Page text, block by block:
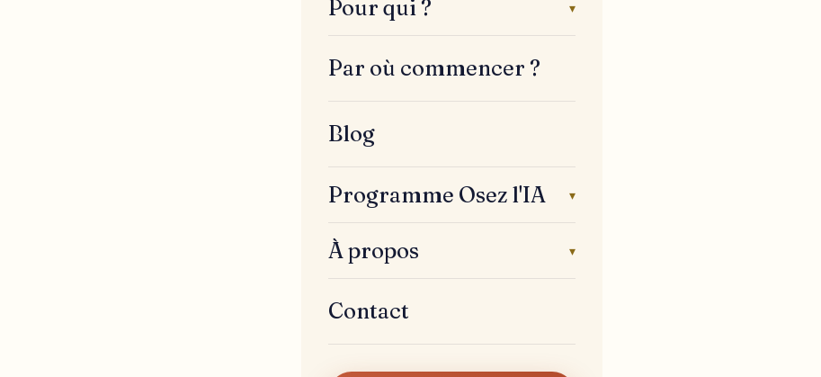
Pour qui ? ▾
Par où commencer ?
Blog
Programme Osez l'IA ▾
À propos ▾
Contact